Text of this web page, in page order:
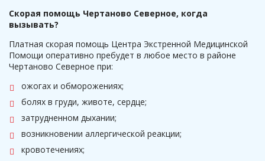
Скорая помощь Чертаново Северное, когда
вызывать?
Платная скорая помощь Центра Экстренной Медицинской
Помощи оперативно пребудет в любое место в районе
Чертаново Северное при:
ожогах и обморожениях;
болях в груди, животе, сердце;
затрудненном дыхании;
возникновении аллергической реакции;
кровотечениях;